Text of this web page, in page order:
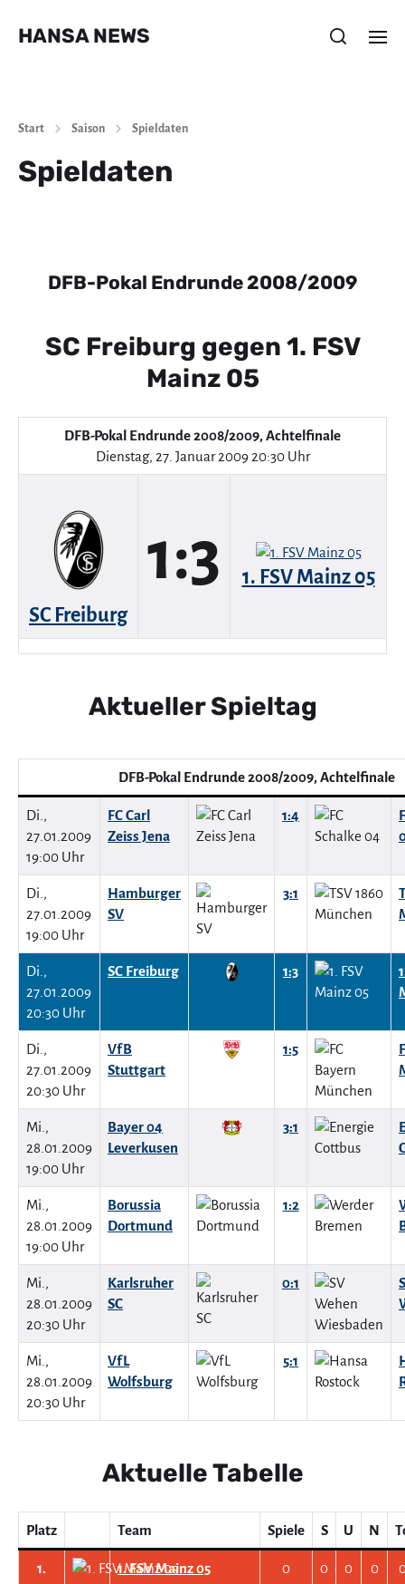
HANSA NEWS
Start Saison Spieldaten
Spieldaten
DFB-Pokal Endrunde 2008/2009
SC Freiburg gegen 1. FSV
Mainz 05
DFB-Pokal Endrunde 2008/2009, Achtelfinale
Dienstag, 27. Januar 2009 20:30 Uhr
SC Freiburg
1:3 1. FSV Mainz 05
Aktueller Spieltag
DFB-Pokal Endrunde 2008/2009, Achtelfinale
Di.,
27.01.2009
19:00 Uhr
FC Carl
Zeiss Jena
1:4
Di.,
27.01.2009
19:00 Uhr
Hamburger
SV
3:1
Di.,
27.01.2009
20:30 Uhr
SC Freiburg 1:3
Di.,
27.01.2009
20:30 Uhr
VfB
Stuttgart
1:5
Mi.,
28.01.2009
19:00 Uhr
Bayer 04
Leverkusen
3:1
Mi.,
28.01.2009
19:00 Uhr
Borussia
Dortmund
1:2
Mi.,
28.01.2009
20:30 Uhr
Karlsruher
SC
0:1
Mi.,
28.01.2009
20:30 Uhr
VfL
Wolfsburg
5:1
Aktuelle Tabelle
Platz Team Spiele S U N
1. 1. FSV Mainz 05 0 0 0 0